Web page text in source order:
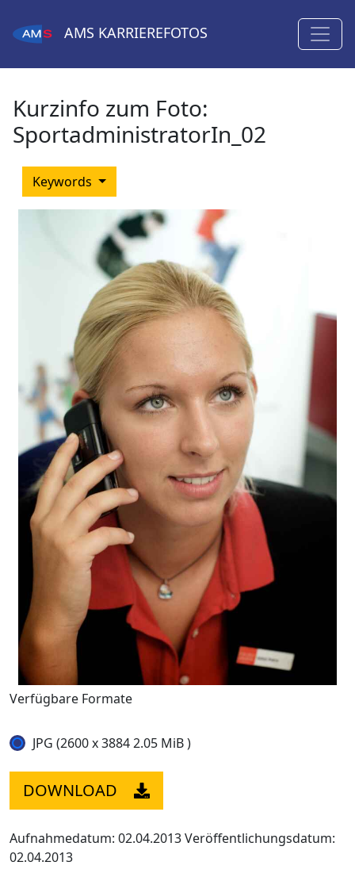
AMS KARRIEREFOTOS
Kurzinfo zum Foto:
SportadministratorIn_02
Keywords
Verfügbare Formate
JPG (2600 x 3884 2.05 MiB )
DOWNLOAD
Aufnahmedatum: 02.04.2013Veröffentlichungsdatum:
02.04.2013